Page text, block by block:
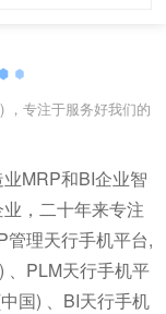
，专注于服务好我们的
MRP和BI企业智
，二十年来专注
理天行手机平台,
、PLM天行手机平
国) 、BI天行手机